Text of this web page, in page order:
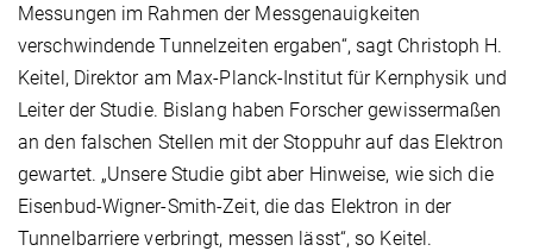
Messungen im Rahmen der Messgenauigkeiten
verschwindende Tunnelzeiten ergaben“, sagt Christoph H.
Keitel, Direktor am Max-Planck-Institut für Kernphysik und
Leiter der Studie. Bislang haben Forscher gewissermaßen
an den falschen Stellen mit der Stoppuhr auf das Elektron
gewartet. „Unsere Studie gibt aber Hinweise, wie sich die
Eisenbud-Wigner-Smith-Zeit, die das Elektron in der
Tunnelbarriere verbringt, messen lässt“, so Keitel.